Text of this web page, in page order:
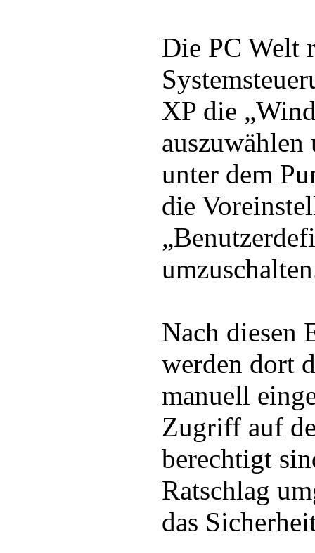
Die PC Welt
XP die
auszuwählen
unter dem
die
Nach diesen
werden dort
manuell
Zugriff auf
berechtigt
Ratschlag
das